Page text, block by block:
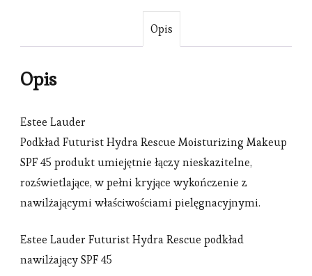
Opis
Opis
Estee Lauder
Podkład Futurist Hydra Rescue Moisturizing Makeup
SPF 45 produkt umiejętnie łączy nieskazitelne,
rozświetlające, w pełni kryjące wykończenie z
nawilżającymi właściwościami pielęgnacyjnymi.
Estee Lauder Futurist Hydra Rescue podkład
nawilżający SPF 45